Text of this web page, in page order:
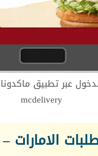
عبر تطبيق
mcdelivery
الامارات